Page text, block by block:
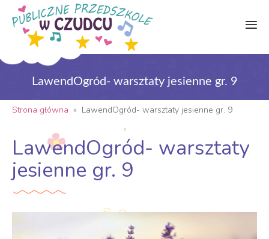
LawendOgród- warsztaty jesienne gr. 9
Strona główna » LawendOgród- warsztaty jesienne gr. 9
LawendOgród- warsztaty
jesienne gr. 9